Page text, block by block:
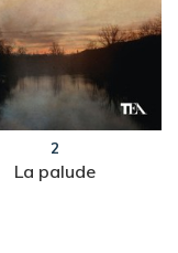
2
La palude